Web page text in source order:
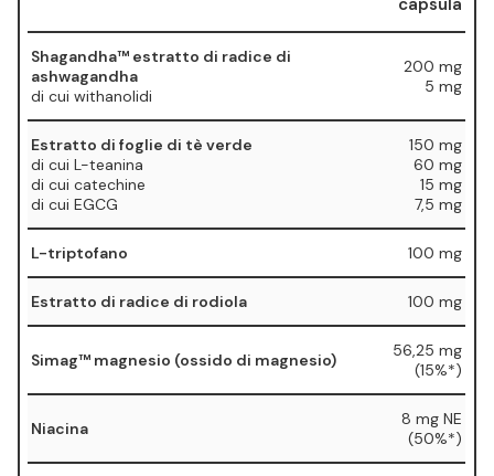
capsula
Shagandha™ estratto di radice di
ashwagandha
di cui withanolidi
200 mg
5 mg
Estratto di foglie di tè verde
di cui L-teanina
di cui catechine
di cui EGCG
150 mg
60 mg
15 mg
7,5 mg
L-triptofano 100 mg
Estratto di radice di rodiola 100 mg
Simag™ magnesio (ossido di magnesio)
56,25 mg
(15%*)
Niacina
8 mg NE
(50%*)